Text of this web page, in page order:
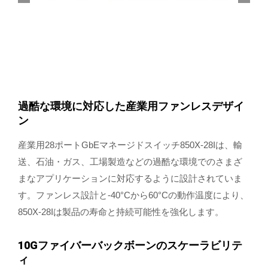
過酷な環境に対応した産業用ファンレスデザイ
ン
産業用28ポートGbEマネージドスイッチ850X-28Iは、輸
送、石油・ガス、工場製造などの過酷な環境でのさまざ
まなアプリケーションに対応するように設計されていま
す。ファンレス設計と-40°Cから60°Cの動作温度により、
850X-28Iは製品の寿命と持続可能性を強化します。
10Gファイバーバックボーンのスケーラビリテ
ィ